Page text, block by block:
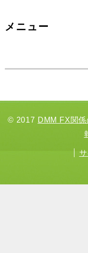
メニュー
© 2017 DMM FX関